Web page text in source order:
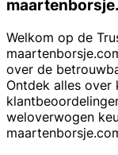
Welkom op de
over de
Ontdek alles over
weloverwogen